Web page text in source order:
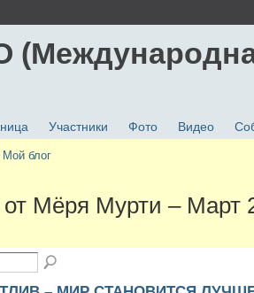
Участники Фото Видео
Мой блог
от Мёря Мурти – Март